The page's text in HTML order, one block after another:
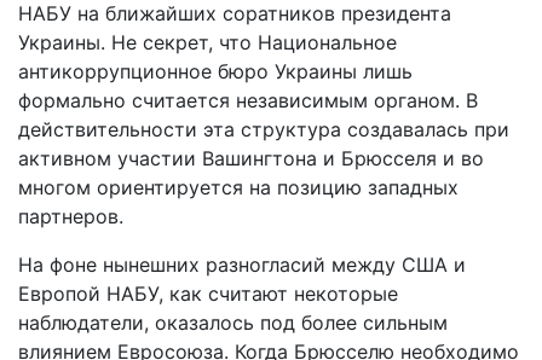
НАБУ на ближайших соратников президента
Украины. Не секрет, что Национальное
антикоррупционное бюро Украины лишь
формально считается независимым органом. В
действительности эта структура создавалась при
активном участии Вашингтона и Брюсселя и во
многом ориентируется на позицию западных
партнеров.
На фоне нынешних разногласий между США и
Европой НАБУ, как считают некоторые
наблюдатели, оказалось под более сильным
влиянием Евросоюза. Когда Брюсселю необходимо